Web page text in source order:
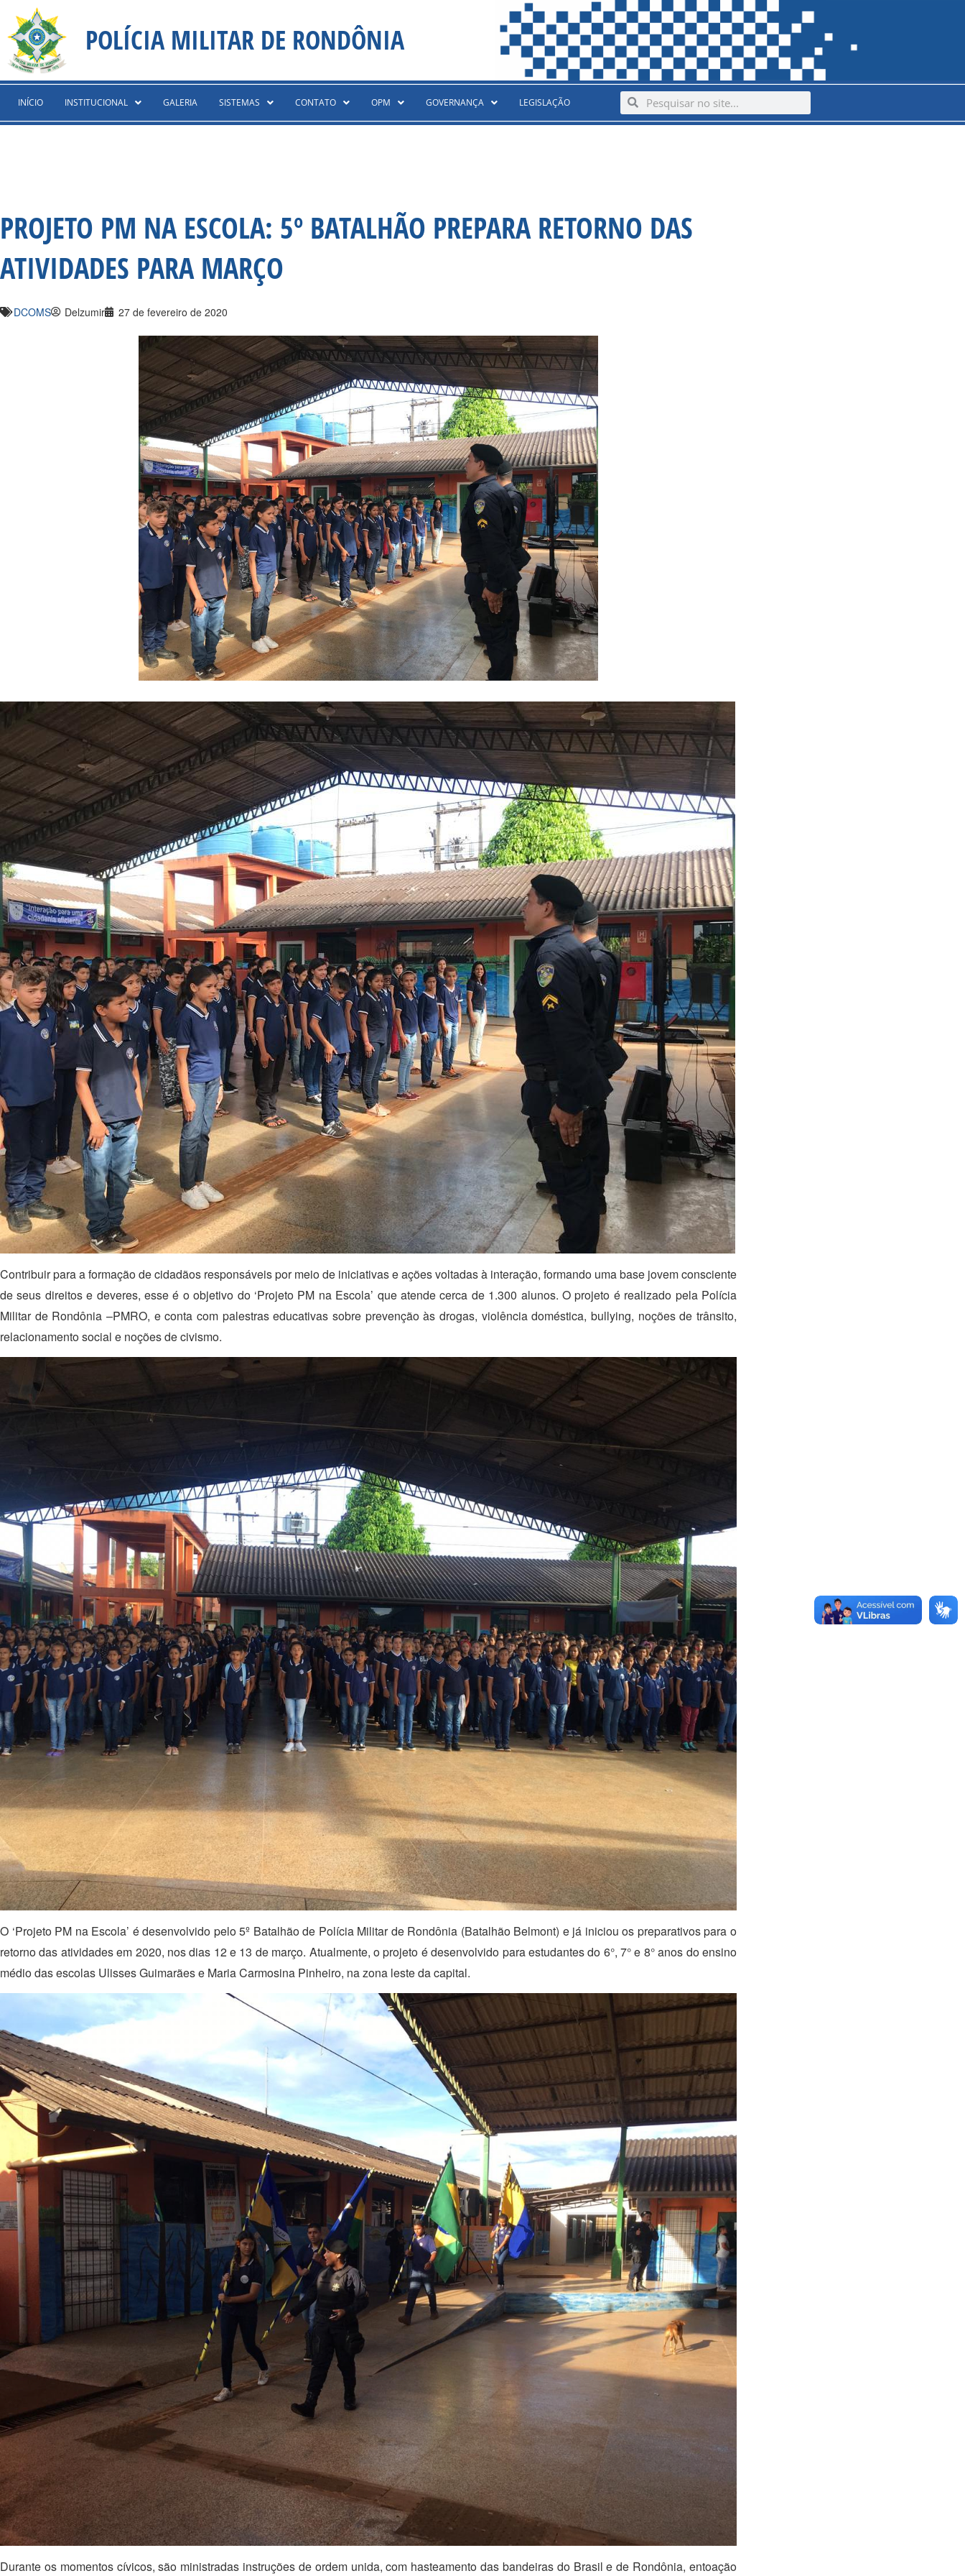
content
para
conteúdo
POLÍCIA MILITAR DE RONDÔNIA
INÍCIO INSTITUCIONAL GALERIA SISTEMAS CONTATO OPM GOVERNANÇA LEGISLAÇÃO SearchSearch
PROJETO PM NA ESCOLA: 5º BATALHÃO PREPARA RETORNO DAS
ATIVIDADES PARA MARÇO
DCOMS Delzumir 27 de fevereiro de 2020
Contribuir para a formação de cidadãos responsáveis por meio de iniciativas e ações voltadas à interação, formando uma base jovem consciente
de seus direitos e deveres, esse é o objetivo do ‘Projeto PM na Escola’ que atende cerca de 1.300 alunos. O projeto é realizado pela Polícia
Militar de Rondônia –PMRO, e conta com palestras educativas sobre prevenção às drogas, violência doméstica, bullying, noções de trânsito,
relacionamento social e noções de civismo.
O ‘Projeto PM na Escola’ é desenvolvido pelo 5º Batalhão de Polícia Militar de Rondônia (Batalhão Belmont) e já iniciou os preparativos para o
retorno das atividades em 2020, nos dias 12 e 13 de março. Atualmente, o projeto é desenvolvido para estudantes do 6°, 7° e 8° anos do ensino
médio das escolas Ulisses Guimarães e Maria Carmosina Pinheiro, na zona leste da capital.
Durante os momentos cívicos, são ministradas instruções de ordem unida, com hasteamento das bandeiras do Brasil e de Rondônia, entoação